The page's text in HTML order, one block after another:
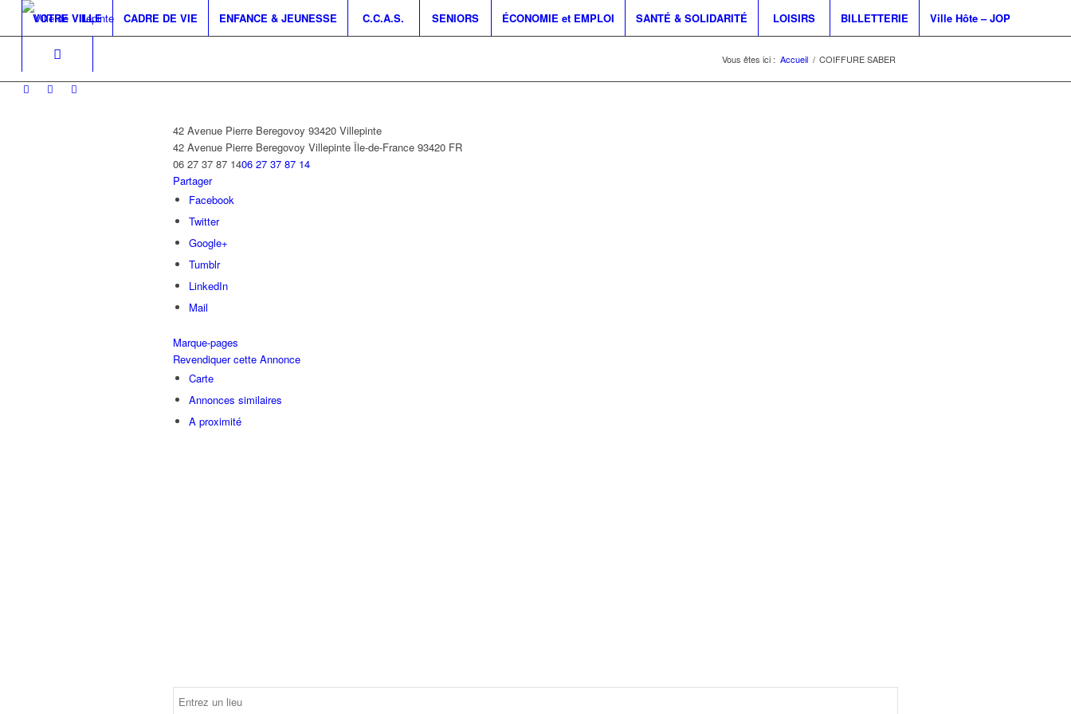
VOTRE VILLE CADRE DE VIE ENFANCE & JEUNESSE C.C.A.S. SENIORS ÉCONOMIE et EMPLOI SANTÉ & SOLIDARITÉ LOISIRS BILLETTERIE Ville Hôte – JOP
Vous êtes ici : Accueil / COIFFURE SABER
42 Avenue Pierre Beregovoy 93420 Villepinte
42 Avenue Pierre Beregovoy Villepinte Île-de-France 93420 FR
06 27 37 87 1406 27 37 87 14
Partager
Facebook
Twitter
Google+
Tumblr
LinkedIn
Mail
Marque-pages
Revendiquer cette Annonce
Carte
Annonces similaires
A proximité